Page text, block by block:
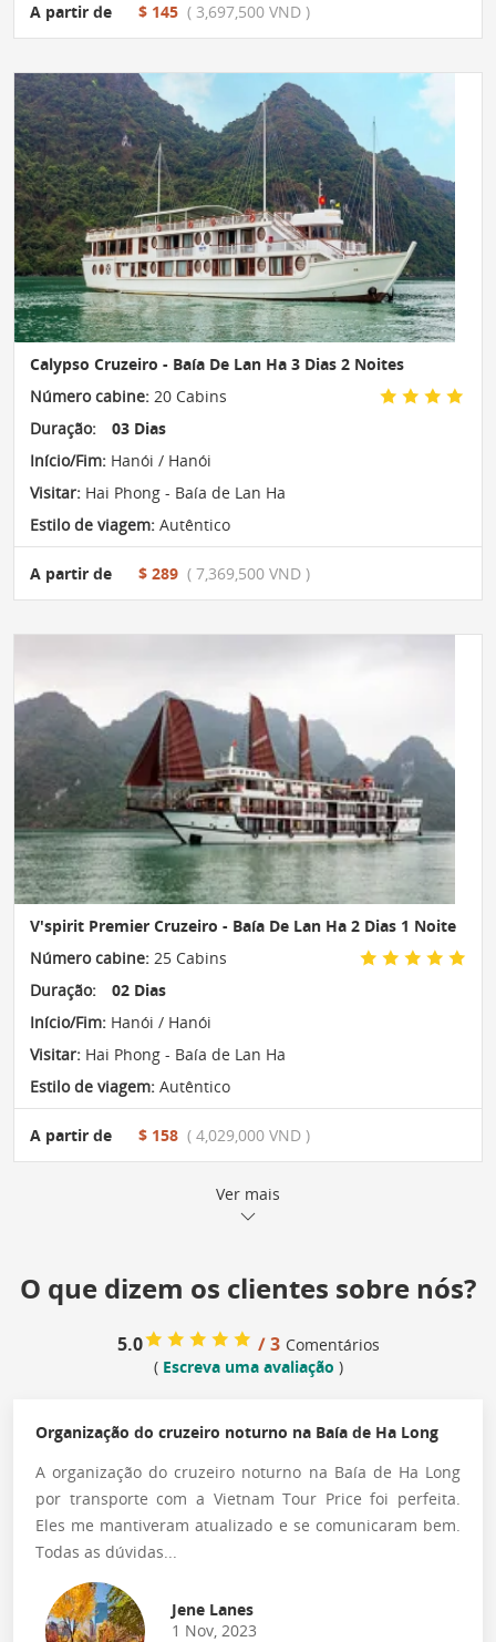
A partir de $ 145 ( 3,697,500 VND )
Calypso Cruzeiro - Baía De Lan Ha 3 Dias 2 Noites
Número cabine: 20 Cabins
Duração:
03 Dias
Início/Fim: Hanói / Hanói
Visitar: Hai Phong - Baía de Lan Ha
Estilo de viagem: Autêntico
A partir de $ 289 ( 7,369,500 VND )
V'spirit Premier Cruzeiro - Baía De Lan Ha 2 Dias 1 Noite
Número cabine: 25 Cabins
Duração:
02 Dias
Início/Fim: Hanói / Hanói
Visitar: Hai Phong - Baía de Lan Ha
Estilo de viagem: Autêntico
A partir de $ 158 ( 4,029,000 VND )
Ver mais
O que dizem os clientes sobre nós?
5.0 / 3 Comentários
( Escreva uma avaliação )
Organização do cruzeiro noturno na Baía de Ha Long
A organização do cruzeiro noturno na Baía de Ha Long
por transporte com a Vietnam Tour Price foi perfeita.
Eles me mantiveram atualizado e se comunicaram bem.
Todas as dúvidas...
Jene Lanes
1 Nov, 2023